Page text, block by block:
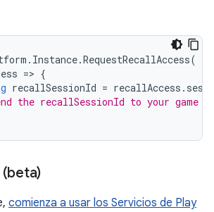
. Instance.RequestRecallAccess(
=> {
recallSessionId = recallAccess .
the recallSessionId to your game
(beta)
comienza a usar los Servicios de Play